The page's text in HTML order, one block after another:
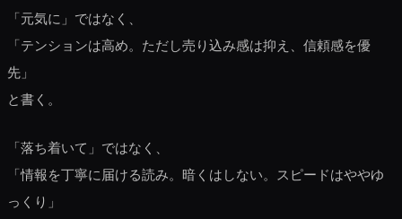
「元気に」ではなく、
「テンションは高め。ただし売り込み感は抑え、信頼感を優
先」
と書く。
「落ち着いて」ではなく、
「情報を丁寧に届ける読み。暗くはしない。スピードはややゆ
っくり」